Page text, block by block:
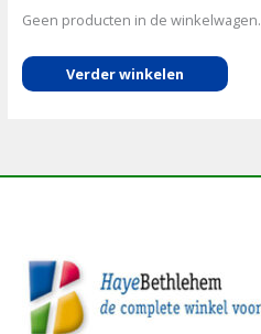
Geen producten in de winkelwagen.
Verder winkelen